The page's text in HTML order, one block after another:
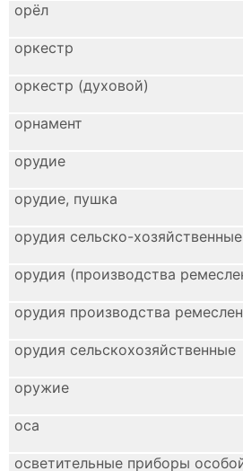
орёл
оркестр
оркестр (духовой)
орнамент
орудие
орудие, пушка
орудия сельско-хозяйственные
орудия (производства
орудия производства
орудия сельскохозяйственные
оружие
оса
осветительные приборы